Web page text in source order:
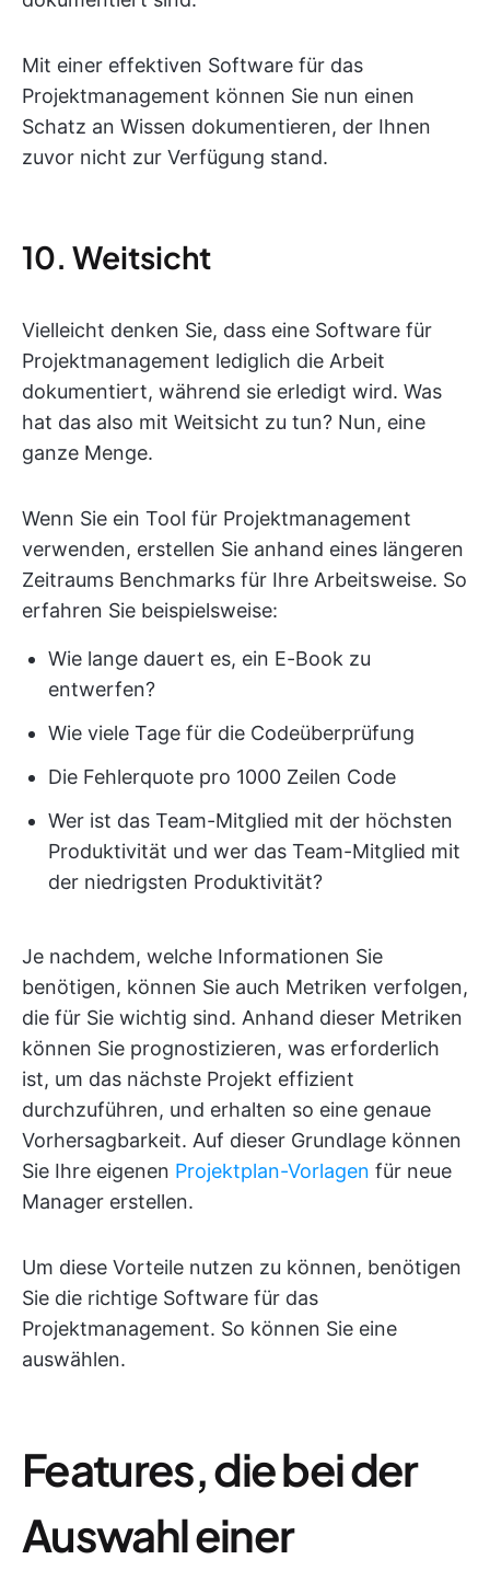
Mit einer effektiven Software für das
Projektmanagement können Sie nun einen
Schatz an Wissen dokumentieren, der Ihnen
zuvor nicht zur Verfügung stand.
10. Weitsicht
Vielleicht denken Sie, dass eine Software für
Projektmanagement lediglich die Arbeit
dokumentiert, während sie erledigt wird. Was
hat das also mit Weitsicht zu tun? Nun, eine
ganze Menge.
Wenn Sie ein Tool für Projektmanagement
verwenden, erstellen Sie anhand eines längeren
Zeitraums Benchmarks für Ihre Arbeitsweise. So
erfahren Sie beispielsweise:
Wie lange dauert es, ein E-Book zu
entwerfen?
Wie viele Tage für die Codeüberprüfung
Die Fehlerquote pro 1000 Zeilen Code
Wer ist das Team-Mitglied mit der höchsten
Produktivität und wer das Team-Mitglied mit
der niedrigsten Produktivität?
Je nachdem, welche Informationen Sie
benötigen, können Sie auch Metriken verfolgen,
die für Sie wichtig sind. Anhand dieser Metriken
können Sie prognostizieren, was erforderlich
ist, um das nächste Projekt effizient
durchzuführen, und erhalten so eine genaue
Vorhersagbarkeit. Auf dieser Grundlage können
Sie Ihre eigenen Projektplan-Vorlagen für neue
Manager erstellen.
Um diese Vorteile nutzen zu können, benötigen
Sie die richtige Software für das
Projektmanagement. So können Sie eine
auswählen.
Features, die bei der
Auswahl einer